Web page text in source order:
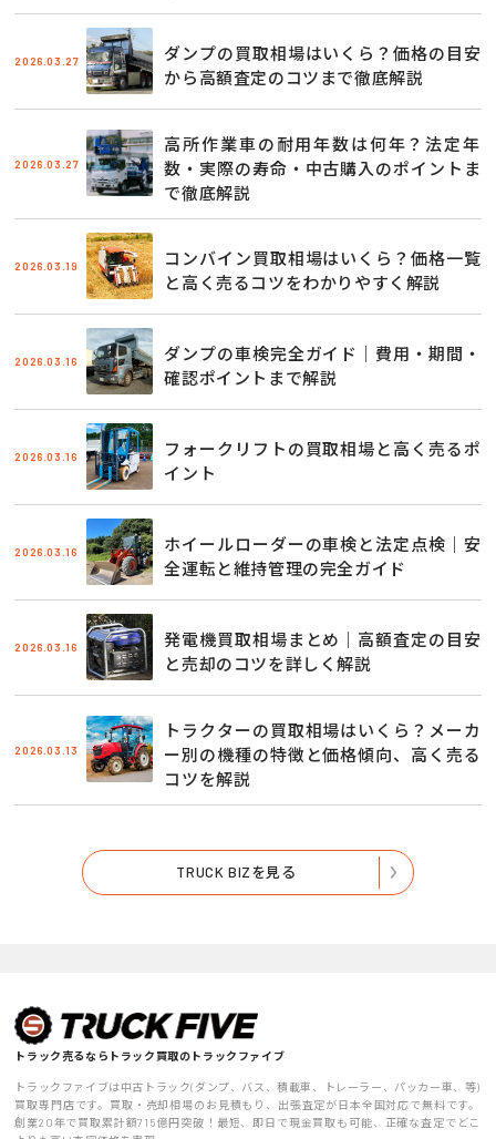
2026.03.27
ダンプの買取相場はいくら？価格の目安
から高額査定のコツまで徹底解説
2026.03.27
高所作業車の耐用年数は何年？法定年
数・実際の寿命・中古購入のポイントま
で徹底解説
2026.03.19
コンバイン買取相場はいくら？価格一覧
と高く売るコツをわかりやすく解説
2026.03.16
ダンプの車検完全ガイド｜費用・期間・
確認ポイントまで解説
2026.03.16
フォークリフトの買取相場と高く売るポ
イント
2026.03.16
ホイールローダーの車検と法定点検｜安
全運転と維持管理の完全ガイド
2026.03.16
発電機買取相場まとめ｜高額査定の目安
と売却のコツを詳しく解説
2026.03.13
トラクターの買取相場はいくら？メーカ
ー別の機種の特徴と価格傾向、高く売る
コツを解説
TRUCK BIZを見る
トラック売るならトラック買取のトラックファイブ
トラックファイブは中古トラック(ダンプ、バス、積載車、トレーラー、パッカー車、等)
買取専門店です。買取・売却相場のお見積もり、出張査定が日本全国対応で無料です。
創業20年で買取累計額715億円突破！最短、即日で現金買取も可能、正確な査定でどこ